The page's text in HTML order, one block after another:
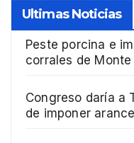
Ultimas Noticias
Peste porcina e
corrales de
Congreso daría a
de imponer